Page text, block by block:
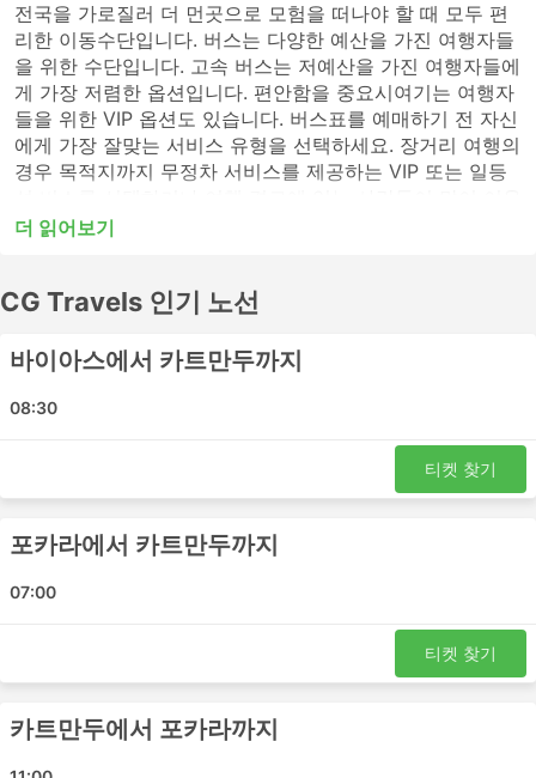
전국을 가로질러 더 먼곳으로 모험을 떠나야 할 때 모두 편
리한 이동수단입니다. 버스는 다양한 예산을 가진 여행자들
을 위한 수단입니다. 고속 버스는 저예산을 가진 여행자들에
게 가장 저렴한 옵션입니다. 편안함을 중요시여기는 여행자
들을 위한 VIP 옵션도 있습니다. 버스표를 예매하기 전 자신
에게 가장 잘맞는 서비스 유형을 선택하세요. 장거리 여행의
경우 목적지까지 무정차 서비스를 제공하는 VIP 또는 일등
하지 않는 버스역에 전화하여 표를 알아보세요. 고속 버스
이 야간 버스로 이동이 가능하며, 일부 버스는 쾌적한 여행
예매 전 시간표를 확인하세요. CG Travels에서 버스표를 온
장 좋은 버스표를 예매하세요.
카트만두
CG Travels 버스는 여러 노선을 운행하며 가장 인기 있는
노선 목록은 다음과 같습니다.
더 읽어보기
CG Travels 인기 노선
바이아스에서 카트만두까지
08:30
티켓 찾기
포카라에서 카트만두까지
07:00
티켓 찾기
카트만두에서 포카라까지